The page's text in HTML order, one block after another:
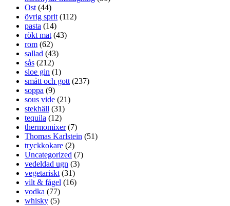
Ost(44)
övrig sprit(112)
pasta (14)
rökt mat(43)
rom (62)
sallad (43)
sås (212)
sloe gin (1)
smått och gott(237)
soppa (9)
sous vide (21)
stekhäll (31)
tequila (12)
thermomixer(7)
Thomas Karlstein (51)
tryckkokare (2)
Uncategorized (7)
vedeldad ugn (3)
vegetariskt(31)
vilt & fågel (16)
vodka (77)
whisky (5)